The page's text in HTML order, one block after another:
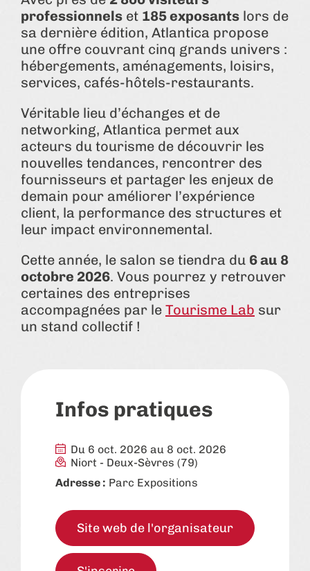
professionnels et 185 exposants lors de
sa dernière édition, Atlantica propose
une offre couvrant cinq grands univers :
hébergements, aménagements, loisirs,
services, cafés-hôtels-restaurants.
Véritable lieu d’échanges et de
networking, Atlantica permet aux
acteurs du tourisme de découvrir les
nouvelles tendances, rencontrer des
fournisseurs et partager les enjeux de
demain pour améliorer l’expérience
client, la performance des structures et
leur impact environnemental.
Cette année, le salon se tiendra du 6 au 8
octobre 2026. Vous pourrez y retrouver
certaines des entreprises
accompagnées par le Tourisme Lab sur
un stand collectif !
Infos pratiques
Du 6 oct. 2026 au 8 oct. 2026
Niort - Deux-Sèvres (79)
Adresse : Parc Expositions
Site web de l'organisateur